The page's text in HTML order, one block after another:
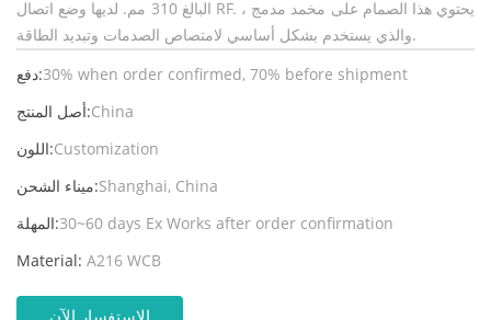
البالغ 310 مم. لديها وضع اتصال RF. يحتوي هذا الصمام على مخمد مدمج ،
والذي يستخدم بشكل أساسي لامتصاص الصدمات وتبديد الطاقة.
دفع:30% when order confirmed, 70% before shipment
أصل المنتج:China
اللون:Customization
ميناء الشحن:Shanghai, China
المهلة:30~60 days Ex Works after order confirmation
Material: A216 WCB
الاستفسار الآن